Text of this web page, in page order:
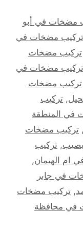
مضخات في أبو
تركيب مضخات في
تركيب مضخات
تركيب مضخات في
تركيب مضخات
, تركيب
في المنطقة
, تركيب مضخات
, تركيب
ام الهيمان,
في جابر
, تركيب مضخات
في محافظة